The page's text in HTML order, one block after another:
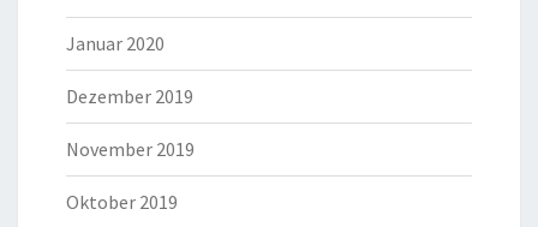
Januar 2020
Dezember 2019
November 2019
Oktober 2019